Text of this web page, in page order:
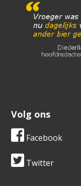
Volg ons
Facebook
Twitter